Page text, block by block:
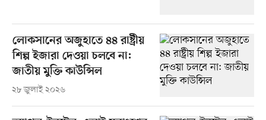
লোকসানের অজুহাতে ৪৪ রাষ্ট্রীয়
শিল্প ইজারা দেওয়া চলবে না:
জাতীয় মুক্তি কাউন্সিল
২৮ জুলাই ২০২৬